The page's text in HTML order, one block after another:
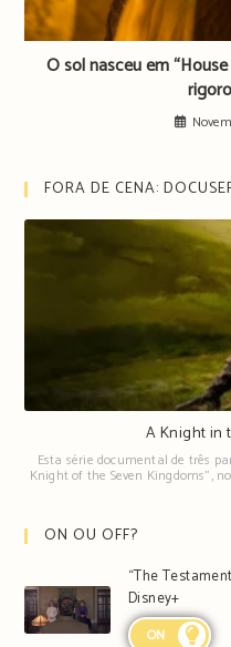
O sol nasceu em
FORA DE CENA:
A Knight in
Esta série documental de três
Knight of the Seven Kingdoms",
ON OU OFF?
“The
Disney+
ON